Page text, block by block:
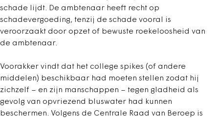
schade lijdt. De ambtenaar heeft recht op
schadevergoeding, tenzij de schade vooral is
veroorzaakt door opzet of bewuste roekeloosheid van
de ambtenaar.
Voorakker vindt dat het college spikes (of andere
middelen) beschikbaar had moeten stellen zodat hij
zichzelf – en zijn manschappen – tegen gladheid als
gevolg van opvriezend bluswater had kunnen
beschermen. Volgens de Centrale Raad van Beroep is